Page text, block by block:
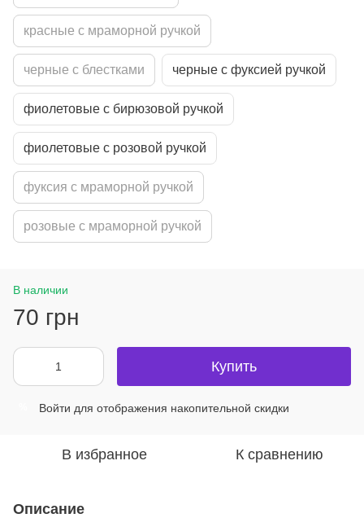
красные с мраморной ручкой
черные с блестками черные с фуксией ручкой
фиолетовые с бирюзовой ручкой
фиолетовые с розовой ручкой
фуксия с мраморной ручкой
розовые с мраморной ручкой
В наличии
70 грн
Купить
Войти для отображения накопительной скидки
В избранное К сравнению
Описание